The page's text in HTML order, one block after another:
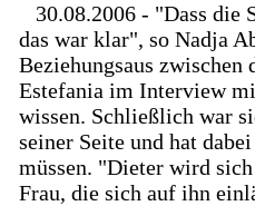
30.08.2006 - "Dass die
das war klar", so Nadja
Beziehungsaus zwischen
Estefania im Interview
wissen. Schließlich war
seiner Seite und hat
müssen. "Dieter wird
Frau, die sich auf ihn